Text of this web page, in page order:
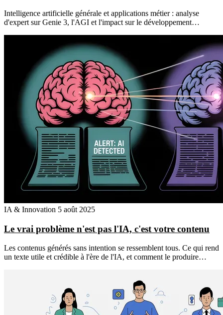
Intelligence artificielle générale et applications métier : analyse
d'expert sur Genie 3, l'AGI et l'impact sur le développement…
IA & Innovation 5 août 2025
Le vrai problème n'est pas l'IA, c'est votre contenu
Les contenus générés sans intention se ressemblent tous. Ce qui rend
un texte utile et crédible à l'ère de l'IA, et comment le produire…